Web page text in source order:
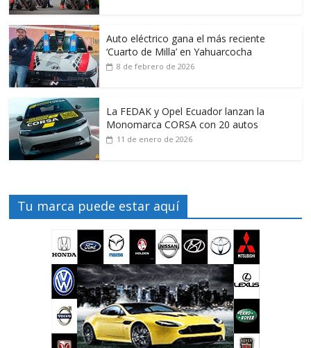
Auto eléctrico gana el más reciente
‘Cuarto de Milla’ en Yahuarcocha
8 de febrero de 2026
La FEDAK y Opel Ecuador lanzan la
Monomarca CORSA con 20 autos
11 de enero de 2026
Tu marca puede estar aquí